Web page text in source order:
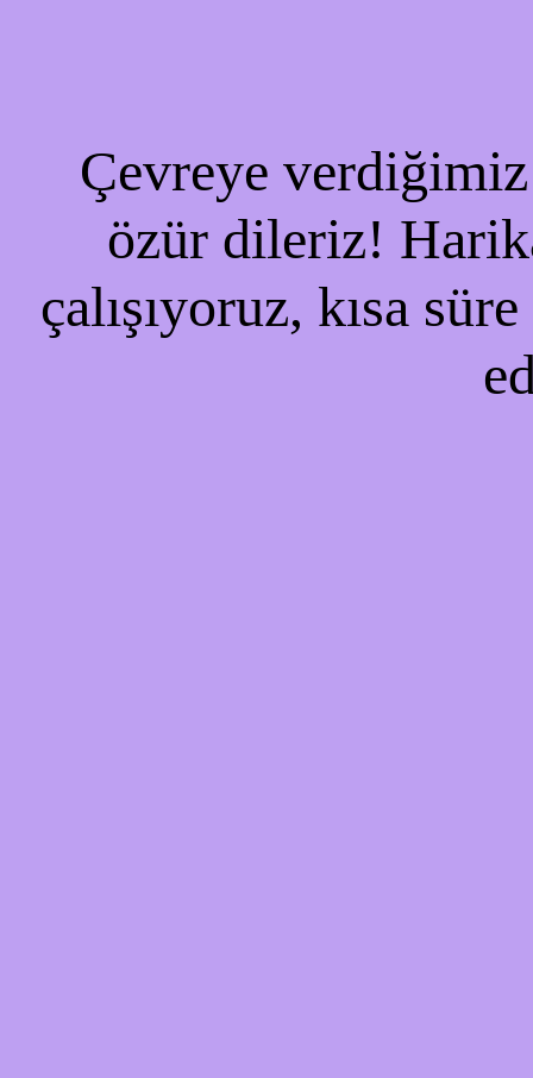
Çevreye verdiğimiz
özür dileriz!
çalışıyoruz, kısa